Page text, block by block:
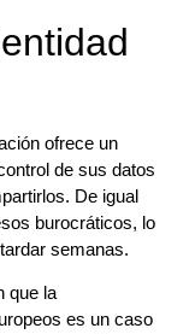
ofrece un
de sus datos
De igual
burocráticos, lo
semanas.
que la
es un caso